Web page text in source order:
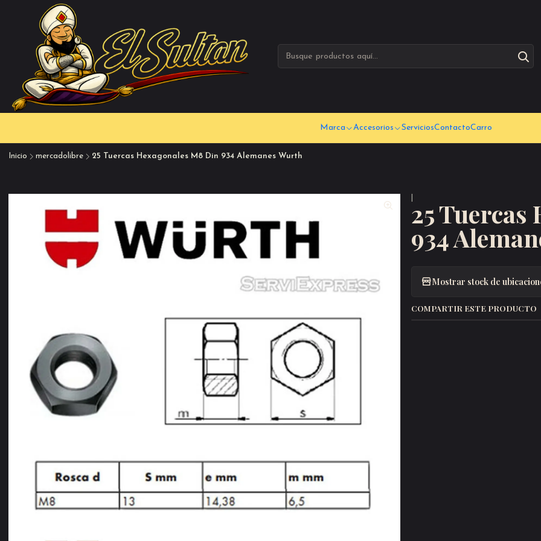
Marca Accesorios ServiciosContactoCarro
Inicio mercadolibre 25 Tuercas Hexagonales M8 Din 934 Alemanes Wurth
25 Tuercas
934
Mostrar stock de
COMPARTIR ESTE PRODUCTO